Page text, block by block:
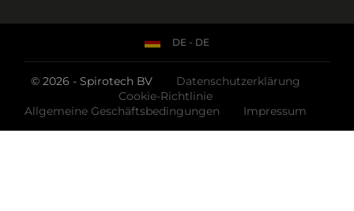
© 2026 - Spirotech BV
Datenschutzerklärung
Cookie-Richtlinie
Allgemeine Geschäftsbedingungen
Impressum
DE - DE